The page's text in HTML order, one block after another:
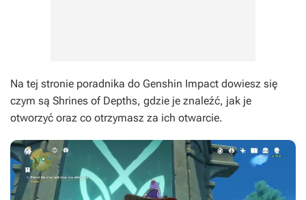
Na tej stronie poradnika do Genshin Impact dowiesz się
czym są Shrines of Depths, gdzie je znaleźć, jak je
otworzyć oraz co otrzymasz za ich otwarcie.